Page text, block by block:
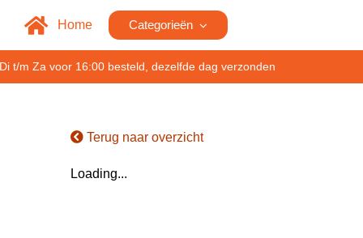
Home Categorieën
t/m Za voor 16:00 besteld, dezelfde dag verzonden
Terug naar overzicht
Loading...